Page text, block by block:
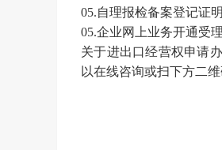
05.自理报检备案登记证明
05.企业网上业务开通受
关于进出口经营权申请
以在线咨询或扫下方二维